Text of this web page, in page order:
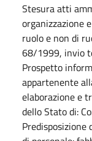
Stesura atti
organizzazione
ruolo e non di
68/1999, invio
Prospetto
appartenente
elaborazione e
dello Stato di: